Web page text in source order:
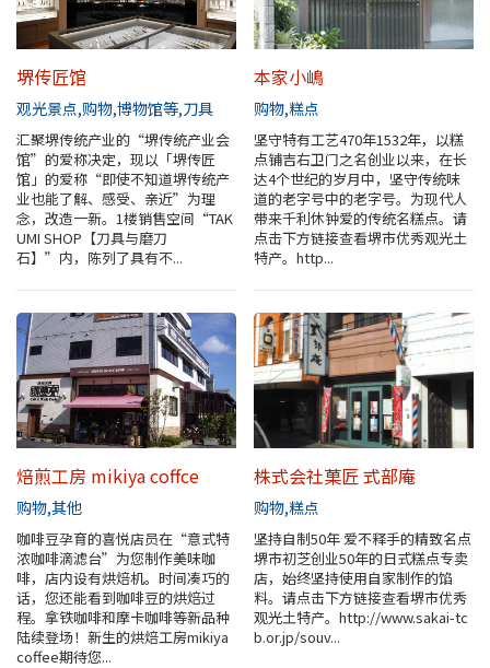
至堺市的交通指南
堺观光出租自行车
MOZUFURU出租自行车
堺观光出租车
关于协会
关于协会
网站地图
堺传匠馆
观光景点 购物 博物馆等 刀具
汇聚堺传统产业的“堺传统产业会
馆”的爱称决定，现以「堺传匠
馆」的爱称“即使不知道堺传统产
业也能了解、感受、亲近”为理
念，改造一新。1楼销售空间“TAK
UMI SHOP【刀具与磨刀
石】”内，陈列了具有不...
本家小嶋
购物 糕点
坚守特有工艺470年1532年，以糕
点铺吉右卫门之名创业以来，在长
达4个世纪的岁月中，坚守传统味
道的老字号中的老字号。为现代人
带来千利休钟爱的传统名糕点。请
点击下方链接查看堺市优秀观光土
特产。http...
焙煎工房 mikiya coffce
购物 其他
咖啡豆孕育的喜悦店员在“意式特
浓咖啡滴滤台”为您制作美味咖
啡，店内设有烘焙机。时间凑巧的
话，您还能看到咖啡豆的烘焙过
程。拿铁咖啡和摩卡咖啡等新品种
陆续登场！新生的烘焙工房mikiya
coffee期待您...
株式会社菓匠 式部庵
购物 糕点
坚持自制50年 爱不释手的精致名点
堺市初芝创业50年的日式糕点专卖
店，始终坚持使用自家制作的馅
料。请点击下方链接查看堺市优秀
观光土特产。http://www.sakai-tc
b.or.jp/souv...